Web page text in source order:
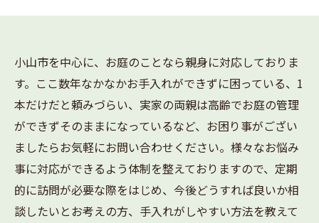
小山市を中心に、お庭のことなら親身に対応しておりま
す。ここ数年なかなかお手入れができずに困っている、1
本だけだと頼みづらい、実家の両親は高齢でお庭の管理
ができずそのままになっているなど、お困り事がござい
ましたらお気軽にお問い合わせください。様々なお悩み
事に対応ができるよう体制を整えておりますので、定期
的に訪問が必要な際をはじめ、今後どうすれば良いか相
談したいとお考えの方、手入れがしやすい方法を教えて